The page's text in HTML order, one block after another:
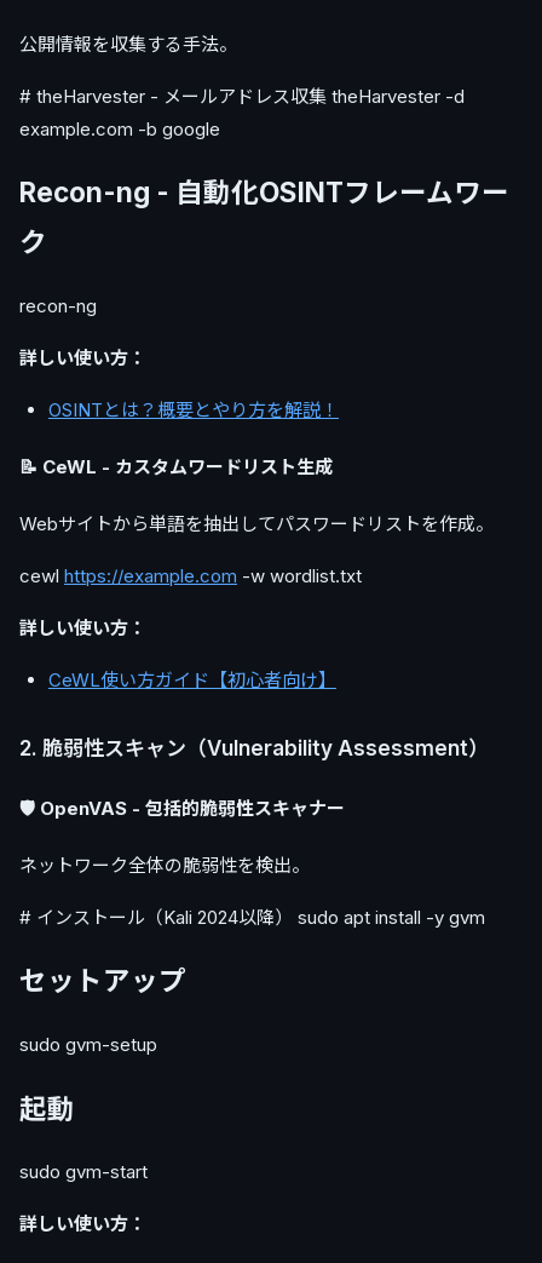
公開情報を収集する手法。
# theHarvester - メールアドレス収集 theHarvester -d
example.com -b google
Recon-ng - 自動化OSINTフレームワー
ク
recon-ng
詳しい使い方：
OSINTとは？概要とやり方を解説！
📝 CeWL - カスタムワードリスト生成
Webサイトから単語を抽出してパスワードリストを作成。
cewl https://example.com -w wordlist.txt
詳しい使い方：
CeWL使い方ガイド【初心者向け】
2. 脆弱性スキャン（Vulnerability Assessment）
🛡️ OpenVAS - 包括的脆弱性スキャナー
ネットワーク全体の脆弱性を検出。
# インストール（Kali 2024以降） sudo apt install -y gvm
セットアップ
sudo gvm-setup
起動
sudo gvm-start
詳しい使い方：